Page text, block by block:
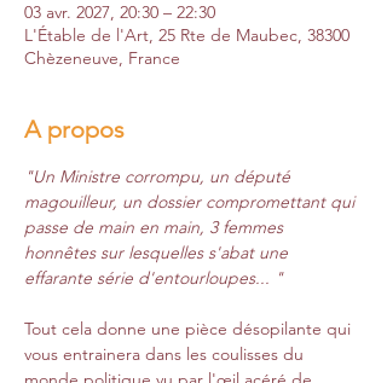
03 avr. 2027, 20:30 – 22:30
L'Étable de l'Art, 25 Rte de Maubec, 38300
Chèzeneuve, France
A propos
"Un Ministre corrompu, un député
magouilleur, un dossier compromettant qui
passe de main en main, 3 femmes
honnêtes sur lesquelles s'abat une
effarante série d'entourloupes... "
Tout cela donne une pièce désopilante qui
vous entrainera dans les coulisses du